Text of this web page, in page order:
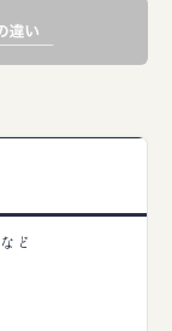
ど